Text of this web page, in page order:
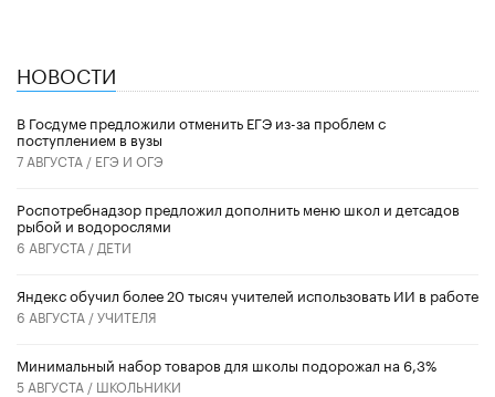
НОВОСТИ
В Госдуме предложили отменить ЕГЭ из-за проблем с
поступлением в вузы
7 АВГУСТА / ЕГЭ И ОГЭ
Роспотребнадзор предложил дополнить меню школ и детсадов
рыбой и водорослями
6 АВГУСТА / ДЕТИ
​Яндекс обучил более 20 тысяч учителей использовать ИИ в работе
6 АВГУСТА /УЧИТЕЛЯ
Минимальный набор товаров для школы подорожал на 6,3%
5 АВГУСТА / ШКОЛЬНИКИ